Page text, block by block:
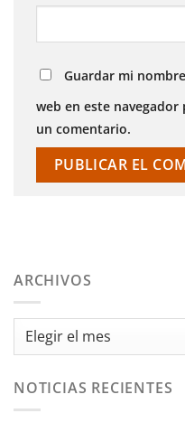
Guardar mi
web en este navegador
un comentario.
ARCHIVOS
Archivos
NOTICIAS RECIENTES